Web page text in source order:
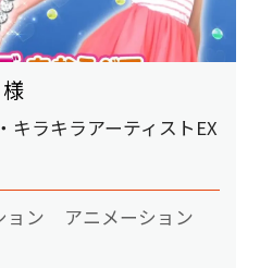
キラキラアーティストEX
ョン
アニメーション